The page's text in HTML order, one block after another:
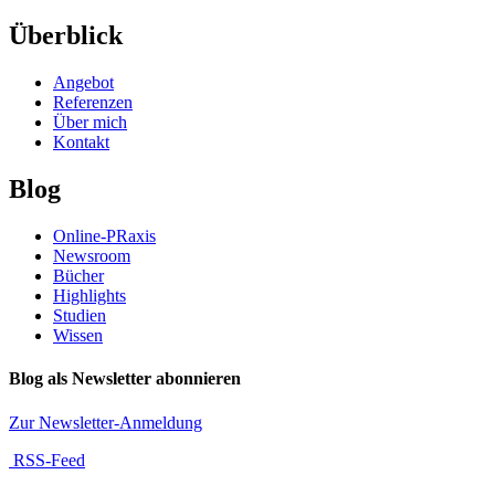
Überblick
Angebot
Referenzen
Über mich
Kontakt
Blog
Online-PRaxis
Newsroom
Bücher
Highlights
Studien
Wissen
Blog als Newsletter abonnieren
Zur Newsletter-Anmeldung
RSS-Feed